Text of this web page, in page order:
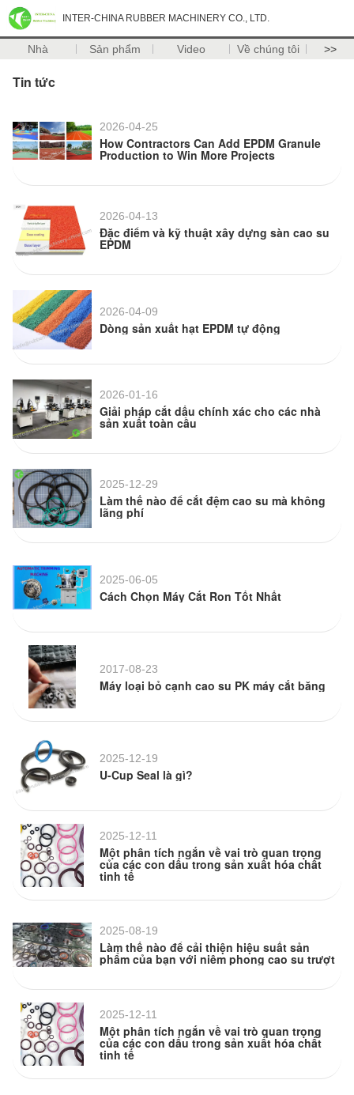
INTER-CHINA RUBBER MACHINERY CO., LTD.
Nhà Sản phẩm Video Về chúng tôi >>
Tin tức
2026-04-25
How Contractors Can Add EPDM Granule
Production to Win More Projects
2026-04-13
Đặc điểm và kỹ thuật xây dựng sàn cao su
EPDM
2026-04-09
Dòng sản xuất hạt EPDM tự động
2026-01-16
Giải pháp cắt dấu chính xác cho các nhà
sản xuất toàn cầu
2025-12-29
Làm thế nào để cắt đệm cao su mà không
lãng phí
2025-06-05
Cách Chọn Máy Cắt Ron Tốt Nhất
2017-08-23
Máy loại bỏ cạnh cao su PK máy cắt băng
2025-12-19
U-Cup Seal là gì?
2025-12-11
Một phân tích ngắn về vai trò quan trọng
của các con dấu trong sản xuất hóa chất
tinh tế
2025-08-19
Làm thế nào để cải thiện hiệu suất sản
phẩm của bạn với niêm phong cao su trượt
2025-12-11
Một phân tích ngắn về vai trò quan trọng
của các con dấu trong sản xuất hóa chất
tinh tế